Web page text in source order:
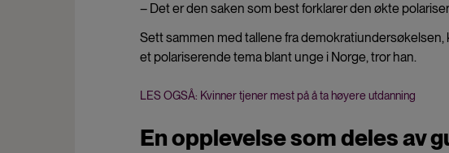
– Det er den saken som best forklarer den økte
Sett sammen med tallene fra
et polariserende tema blant unge i Norge, tror han.
LES OGSÅ: Kvinner tjener mest på å ta høyere utdanning
En opplevelse som deles av